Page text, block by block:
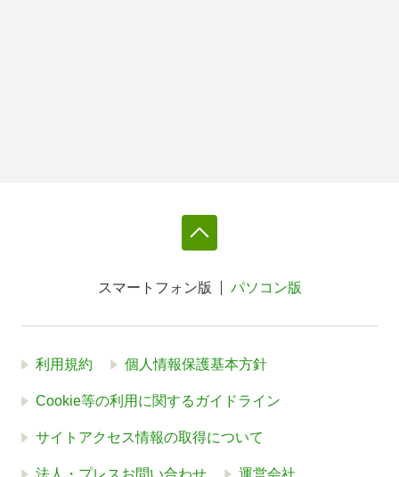
スマートフォン版 パソコン版
利用規約 個人情報保護基本方針
Cookie等の利用に関するガイドライン
サイトアクセス情報の取得について
法人・プレスお問い合わせ 運営会社